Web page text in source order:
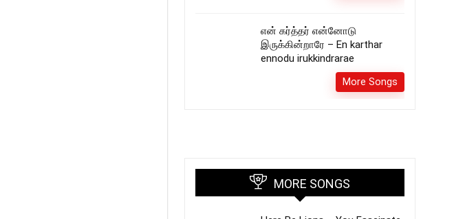
என் கர்த்தர் என்னோடு
இருக்கின்றாரே – En karthar
ennodu irukkindrarae
More Songs
MORE SONGS